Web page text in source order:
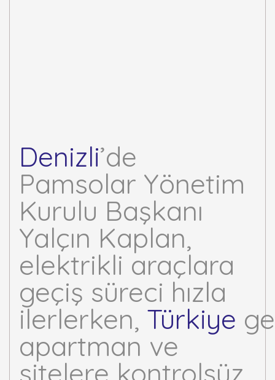
Denizli’de
Pamsolar Yönetim
Kurulu Başkanı
Yalçın Kaplan,
elektrikli araçlara
geçiş süreci hızla
ilerlerken, Türkiye
apartman ve
sitelere kontrolsüz